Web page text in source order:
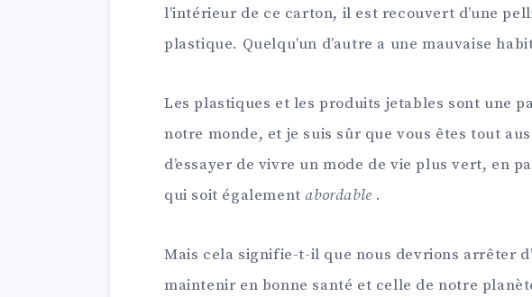
l’intérieur de ce carton, il est recouvert d’une
plastique. Quelqu’un d’autre a une mauvaise
Les plastiques et les produits jetables sont une
notre monde, et je suis sûr que vous êtes tout
d’essayer de vivre un mode de vie plus vert, en
qui soit égalementabordable .
Mais cela signifie-t-il que nous devrions arrêter
maintenir en bonne santé et celle de notre